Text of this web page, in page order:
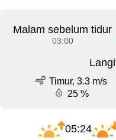
Malam sebelum tidur
03:00
Timur, 3.3 m/s
25 %
05:24